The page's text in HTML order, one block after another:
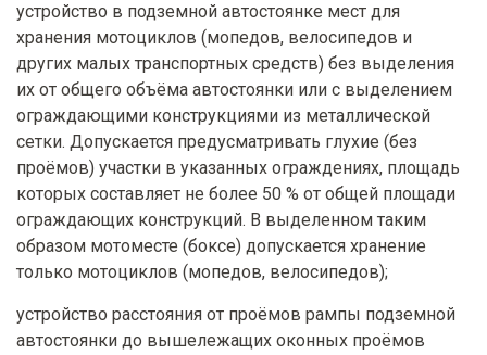
устройство в подземной автостоянке мест для
хранения мотоциклов (мопедов, велосипедов и
других малых транспортных средств) без выделения
их от общего объёма автостоянки или с выделением
ограждающими конструкциями из металлической
сетки. Допускается предусматривать глухие (без
проёмов) участки в указанных ограждениях, площадь
которых составляет не более 50 % от общей площади
ограждающих конструкций. В выделенном таким
образом мотоместе (боксе) допускается хранение
только мотоциклов (мопедов, велосипедов);
устройство расстояния от проёмов рампы подземной
автостоянки до вышележащих оконных проёмов